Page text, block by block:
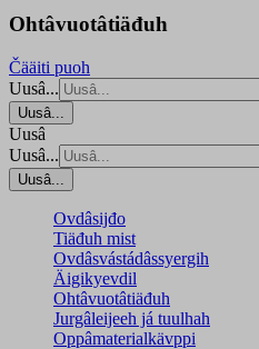
Ohtâvuotâtiäđuh
Čääiti puoh
Uusâ...
Uusâ...
Uusâ
Uusâ...
Uusâ...
Ovdâsijđo
Tiäđuh mist
Ovdâsvástádâssyergih
Äigikyevdil
Ohtâvuotâtiäđuh
Jurgâleijeeh já tuulhah
Oppâmaterialkävppi